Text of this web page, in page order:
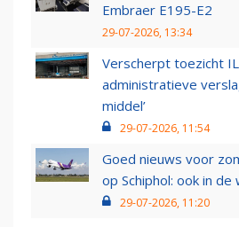
Embraer E195-E2
29-07-2026, 13:34
Verscherpt toezicht
administratieve
middel’
29-07-2026, 11:54
Goed nieuws voor
op Schiphol: ook in
29-07-2026, 11:20